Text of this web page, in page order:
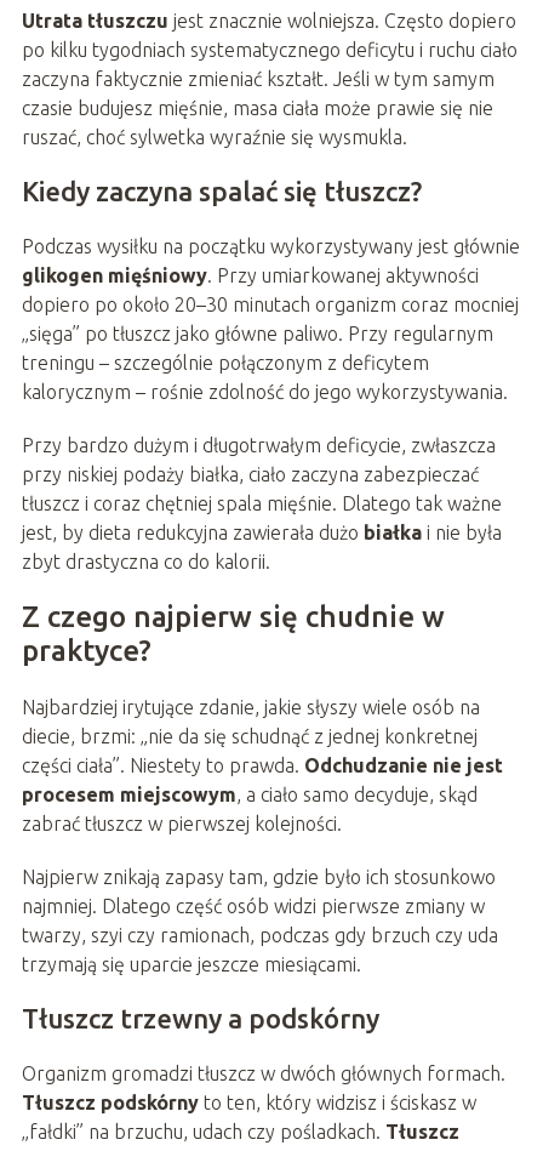
Utrata tłuszczu jest znacznie wolniejsza. Często dopiero
po kilku tygodniach systematycznego deficytu i ruchu ciało
zaczyna faktycznie zmieniać kształt. Jeśli w tym samym
czasie budujesz mięśnie, masa ciała może prawie się nie
ruszać, choć sylwetka wyraźnie się wysmukla.
Kiedy zaczyna spalać się tłuszcz?
Podczas wysiłku na początku wykorzystywany jest głównie
glikogen mięśniowy. Przy umiarkowanej aktywności
dopiero po około 20–30 minutach organizm coraz mocniej
„sięga” po tłuszcz jako główne paliwo. Przy regularnym
treningu – szczególnie połączonym z deficytem
kalorycznym – rośnie zdolność do jego wykorzystywania.
Przy bardzo dużym i długotrwałym deficycie, zwłaszcza
przy niskiej podaży białka, ciało zaczyna zabezpieczać
tłuszcz i coraz chętniej spala mięśnie. Dlatego tak ważne
jest, by dieta redukcyjna zawierała dużo białkai nie była
zbyt drastyczna co do kalorii.
Z czego najpierw się chudnie w
praktyce?
Najbardziej irytujące zdanie, jakie słyszy wiele osób na
diecie, brzmi: „nie da się schudnąć z jednej konkretnej
części ciała”. Niestety to prawda. Odchudzanie nie jest
procesem miejscowym, a ciało samo decyduje, skąd
zabrać tłuszcz w pierwszej kolejności.
Najpierw znikają zapasy tam, gdzie było ich stosunkowo
najmniej. Dlatego część osób widzi pierwsze zmiany w
twarzy, szyi czy ramionach, podczas gdy brzuch czy uda
trzymają się uparcie jeszcze miesiącami.
Tłuszcz trzewny a podskórny
Organizm gromadzi tłuszcz w dwóch głównych formach.
Tłuszcz podskórnyto ten, który widzisz i ściskasz w
„fałdki” na brzuchu, udach czy pośladkach. Tłuszcz